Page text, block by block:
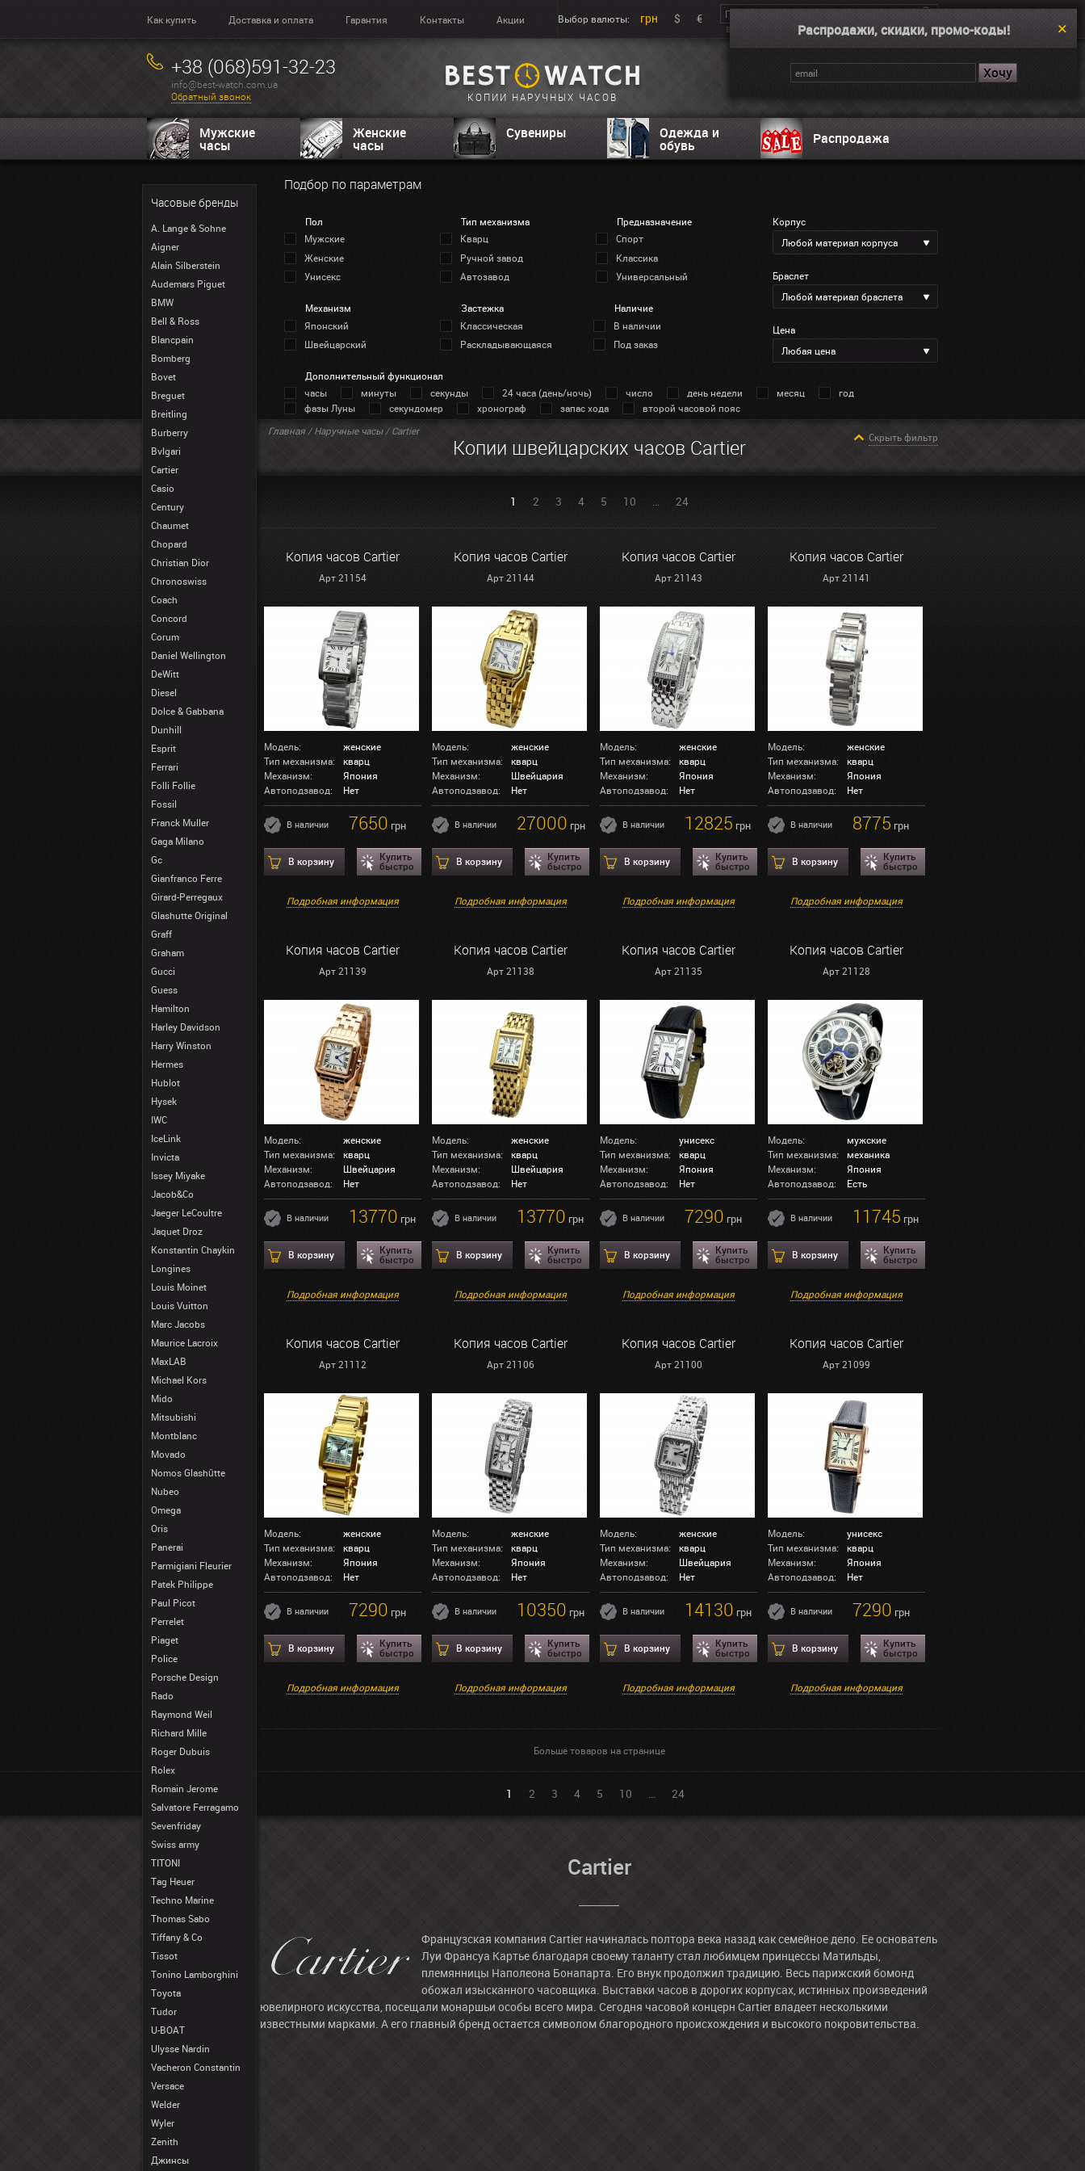
Как купить Доставка и оплата Гарантия Контакты Акции Выбор валюты: грн $ €
Введите поисковой запрос, например “Dual Time”
+38 (068)591-32-23
info@best-watch.com.ua
Обратный звонок
КОПИИ НАРУЧНЫХ ЧАСОВ
Корзина
Нет товаров
Мужские
часы
Женские
часы
Сувениры Одежда и
обувь Распродажа
Часовые бренды
A. Lange & Sohne
Aigner
Alain Silberstein
Audemars Piguet
BMW
Bell & Ross
Blancpain
Bomberg
Bovet
Breguet
Breitling
Burberry
Bvlgari
Cartier
Casio
Century
Chaumet
Chopard
Christian Dior
Chronoswiss
Coach
Concord
Corum
Daniel Wellington
DeWitt
Diesel
Dolce & Gabbana
Dunhill
Esprit
Ferrari
Folli Follie
Fossil
Franck Muller
Gaga Milano
Gc
Gianfranco Ferre
Girard-Perregaux
Glashutte Original
Graff
Graham
Gucci
Guess
Hamilton
Harley Davidson
Harry Winston
Hermes
Hublot
Hysek
IWC
IceLink
Invicta
Issey Miyake
Jacob&Co
Jaeger LeCoultre
Jaquet Droz
Konstantin Chaykin
Longines
Louis Moinet
Louis Vuitton
Marc Jacobs
Maurice Lacroix
MaxLAB
Michael Kors
Mido
Mitsubishi
Montblanc
Movado
Nomos Glashütte
Nubeo
Omega
Oris
Panerai
Parmigiani Fleurier
Patek Philippe
Paul Picot
Perrelet
Piaget
Police
Porsche Design
Rado
Raymond Weil
Richard Mille
Roger Dubuis
Rolex
Romain Jerome
Salvatore Ferragamo
Sevenfriday
Swiss army
TITONI
Tag Heuer
Techno Marine
Thomas Sabo
Tiffany & Co
Tissot
Tonino Lamborghini
Toyota
Tudor
U-BOAT
Ulysse Nardin
Vacheron Constantin
Versace
Welder
Wyler
Zenith
Джинсы
Подбор по параметрам
Пол
Мужские
Женские
Унисекс
Тип механизма
Кварц
Ручной завод
Автозавод
Предназначение
Спорт
Классика
Универсальный
Механизм
Японский
Швейцарский
Застежка
Классическая
Раскладывающаяся
Наличие
В наличии
Под заказ
Дополнительный функционал
часы
минуты секунды 24 часа (день/ночь) число день недели месяц
год
фазы Луны
секундомер хронограф запас хода второй часовой пояс
Корпус
Любой материал корпуса
Браслет
Любой материал браслета
Цена
Любая цена
Главная /Наручные часы/ Cartier
Копии швейцарских часов Cartier Скрыть фильтр
1 2 3 4 5 10 … 24
Копия часов Cartier
Арт 21154
Модель:
женские
Тип механизма:
кварц
Механизм:
Япония
Автоподзавод:
Нет
В наличии 7650 грн
В корзину Купить
быстро
Подробная информация
Копия часов Cartier
Арт 21144
Модель:
женские
Тип механизма:
кварц
Механизм:
Швейцария
Автоподзавод:
Нет
В наличии 27000 грн
В корзину Купить
быстро
Подробная информация
Копия часов Cartier
Арт 21143
Модель:
женские
Тип механизма:
кварц
Механизм:
Япония
Автоподзавод:
Нет
В наличии 12825 грн
В корзину Купить
быстро
Подробная информация
Копия часов Cartier
Арт 21141
Модель:
женские
Тип механизма:
кварц
Механизм:
Япония
Автоподзавод:
Нет
В наличии 8775 грн
В корзину Купить
быстро
Подробная информация
Копия часов Cartier
Арт 21139
Модель:
женские
Тип механизма:
кварц
Механизм:
Швейцария
Автоподзавод:
Нет
В наличии 13770 грн
В корзину Купить
быстро
Подробная информация
Копия часов Cartier
Арт 21138
Модель:
женские
Тип механизма:
кварц
Механизм:
Швейцария
Автоподзавод:
Нет
В наличии 13770 грн
В корзину Купить
быстро
Подробная информация
Копия часов Cartier
Арт 21135
Модель:
унисекс
Тип механизма:
кварц
Механизм:
Япония
Автоподзавод:
Нет
В наличии 7290 грн
В корзину Купить
быстро
Подробная информация
Копия часов Cartier
Арт 21128
Модель:
мужские
Тип механизма:
механика
Механизм:
Япония
Автоподзавод:
Есть
В наличии 11745 грн
В корзину Купить
быстро
Подробная информация
Копия часов Cartier
Арт 21112
Модель:
женские
Тип механизма:
кварц
Механизм:
Япония
Автоподзавод:
Нет
В наличии 7290 грн
В корзину Купить
быстро
Подробная информация
Копия часов Cartier
Арт 21106
Модель:
женские
Тип механизма:
кварц
Механизм:
Япония
Автоподзавод:
Нет
В наличии 10350 грн
В корзину Купить
быстро
Подробная информация
Копия часов Cartier
Арт 21100
Модель:
женские
Тип механизма:
кварц
Механизм:
Швейцария
Автоподзавод:
Нет
В наличии 14130 грн
В корзину Купить
быстро
Подробная информация
Копия часов Cartier
Арт 21099
Модель:
унисекс
Тип механизма:
кварц
Механизм:
Япония
Автоподзавод:
Нет
В наличии 7290 грн
В корзину Купить
быстро
Подробная информация
Больше товаров на странице
1 2 3 4 5 10 … 24
Cartier
Французская компания Cartier начиналась полтора века назад как семейное дело. Ее основатель
Луи Франсуа Картье благодаря своему таланту стал любимцем принцессы Матильды,
племянницы Наполеона Бонапарта. Его внук продолжил традицию. Весь парижский бомонд
обожал изысканного часовщика. Выставки часов в дорогих корпусах, истинных произведений
ювелирного искусства, посещали монаршьи особы всего мира. Сегодня часовой концерн Cartier владеет несколькими
известными марками. А его главный бренд остается символом благородного происхождения и высокого покровительства.
Распродажи, скидки, промо-коды!